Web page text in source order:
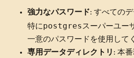
強力なパスワード: すべての
特にpostgresスーパーユー
一意のパスワードを使用して
専用データディレクトリ : 本